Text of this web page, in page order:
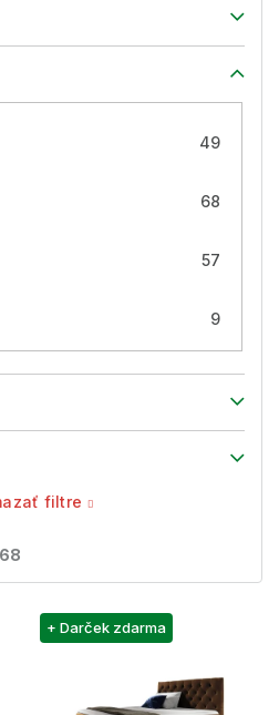
49
68
57
9
filtre
68
+ Darček zdarma